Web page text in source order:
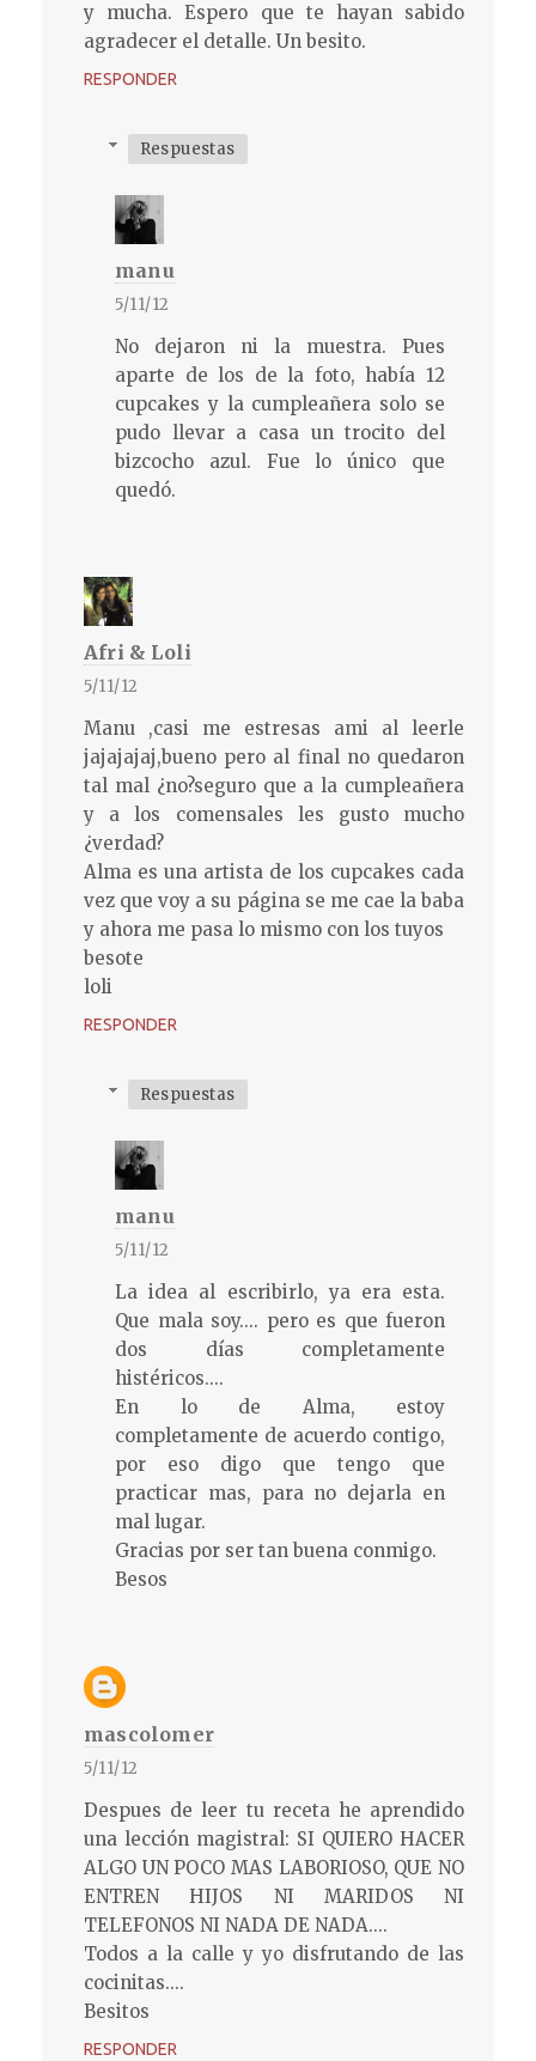
y mucha. Espero que te hayan sabido
agradecer el detalle. Un besito.
RESPONDER
Respuestas
manu
5/11/12
No dejaron ni la muestra. Pues
aparte de los de la foto, había 12
cupcakes y la cumpleañera solo se
pudo llevar a casa un trocito del
bizcocho azul. Fue lo único que
quedó.
Afri & Loli
5/11/12
Manu ,casi me estresas ami al leerle
jajajajaj,bueno pero al final no quedaron
tal mal ¿no?seguro que a la cumpleañera
y a los comensales les gusto mucho
¿verdad?
Alma es una artista de los cupcakes cada
vez que voy a su página se me cae la baba
y ahora me pasa lo mismo con los tuyos
besote
loli
RESPONDER
Respuestas
manu
5/11/12
La idea al escribirlo, ya era esta.
Que mala soy.... pero es que fueron
dos días completamente
histéricos....
En lo de Alma, estoy
completamente de acuerdo contigo,
por eso digo que tengo que
practicar mas, para no dejarla en
mal lugar.
Gracias por ser tan buena conmigo.
Besos
mascolomer
5/11/12
Despues de leer tu receta he aprendido
una lección magistral: SI QUIERO HACER
ALGO UN POCO MAS LABORIOSO, QUE NO
ENTREN HIJOS NI MARIDOS NI
TELEFONOS NI NADA DE NADA....
Todos a la calle y yo disfrutando de las
cocinitas....
Besitos
RESPONDER